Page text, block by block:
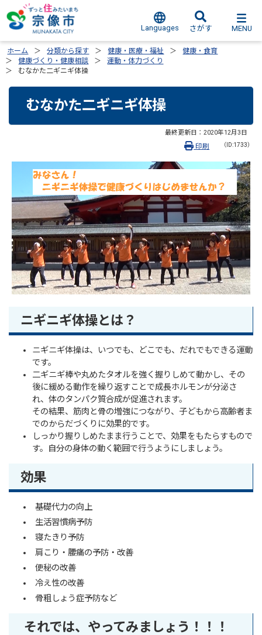
Languages さがす MENU
ホーム 分類から探す 健康・医療・福祉
健康・食育
健康づくり・健康相談
運動・体力づくり
むなかた二ギニギ体操
むなかた二ギニギ体操
最終更新日： 2020年12月3日
（ID:1733）
印刷
ニギニギ体操とは？
ニギニギ体操は、いつでも、どこでも、だれでもできる運動
です。
二ギニギ棒や丸めたタオルを強く握りしめて動かし、その
後に緩める動作を繰り返すことで成長ホルモンが分泌さ
れ、体のタンパク質合成が促進されます。
その結果、筋肉と骨の増強につながり、子どもから高齢者ま
でのからだづくりに効果的です。
しっかり握りしめたまま行うことで、効果をもたらすもので
す。自分の身体の動く範囲で行うようにしましょう。
効果
基礎代力の向上
生活習慣病予防
寝たきり予防
肩こり・腰痛の予防・改善
便秘の改善
冷え性の改善
骨粗しょう症予防など
それでは、やってみましょう！！！